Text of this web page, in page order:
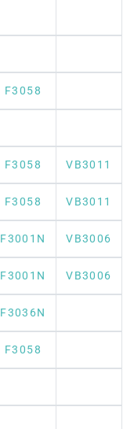
F3058
F3058 VB3011
F3058 VB3011
F3001N VB3006
F3001N VB3006
F3036N
F3058